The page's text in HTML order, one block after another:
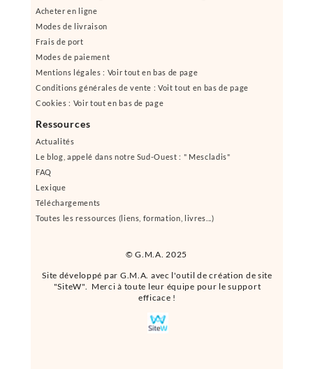
© G.M.A. 2025
Site développé par G.M.A. avec l'outil de création de site
"SiteW". Merci à toute leur équipe pour le support
efficace !
Acheter en ligne
Modes de livraison
Frais de port
Modes de paiement
Mentions légales : Voir tout en bas de page
Conditions générales de vente : Voit tout en bas de page
Cookies : Voir tout en bas de page
Ressources
Actualités
Le blog, appelé dans notre Sud-Ouest : " Mescladis"
FAQ
Lexique
Téléchargements
Toutes les ressources (liens, formation, livres...)